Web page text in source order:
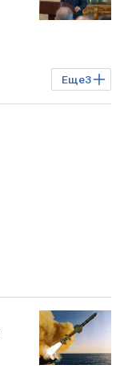
Еще3